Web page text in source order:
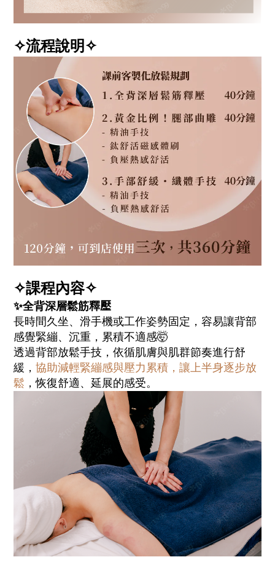
✧流程說明✧
✧課程內容✧
✨全背深層鬆筋釋壓
長時間久坐、滑手機或工作姿勢固定，容易讓背部
感覺緊繃、沉重，累積不適感🤯
透過背部放鬆手技，依循肌膚與肌群節奏進行舒
緩， 協助減輕緊繃感與壓力累積，讓上半身逐步放
鬆 ，恢復舒適、延展的感受。